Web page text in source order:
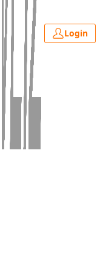
Login